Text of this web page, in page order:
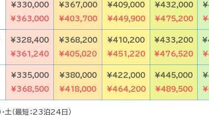
¥330,000
¥363,000
¥367,000
¥403,700
¥409,000
¥449,900
¥432,000
¥475,200
¥328,400
¥361,240
¥368,200
¥405,020
¥410,200
¥451,220
¥433,200
¥476,520
¥335,000
¥368,500
¥380,000
¥418,000
¥422,000
¥464,200
¥445,000
¥489,500
（最短：23泊24日）